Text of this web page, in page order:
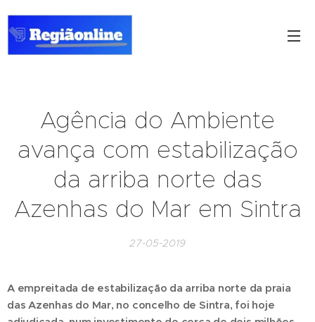
Agência do Ambiente
avança com estabilização
da arriba norte das
Azenhas do Mar em Sintra
27-05-2019
A empreitada de estabilização da arriba norte da praia
das Azenhas do Mar, no concelho de Sintra, foi hoje